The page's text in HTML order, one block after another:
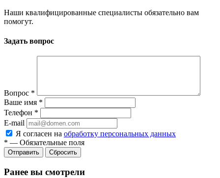
Наши квалифицированные специалисты обязательно вам
помогут.
Задать вопрос
Вопрос *
Ваше имя *
Телефон *
E-mail
Я согласен на обработку персональных данных
* — Обязательные поля
Отправить Сбросить
Ранее вы смотрели